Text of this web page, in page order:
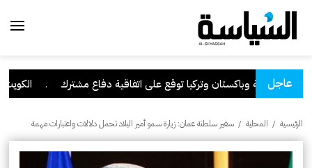
عاجل
السعودية وباكستان وتركيا توقع على اتفاقية دفاع مشترك . الكويت
الرئيسية / المحلية / سفير سلطنة عمان: زيارة سمو أمير البلاد تحمل دلالات واعتبارات مهمة